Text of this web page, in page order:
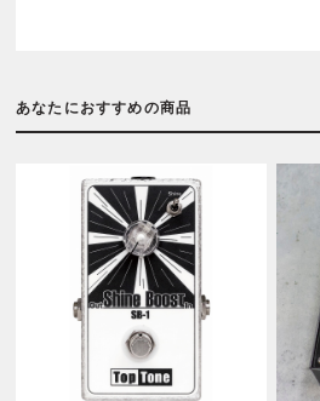
あなたにおすすめの商品